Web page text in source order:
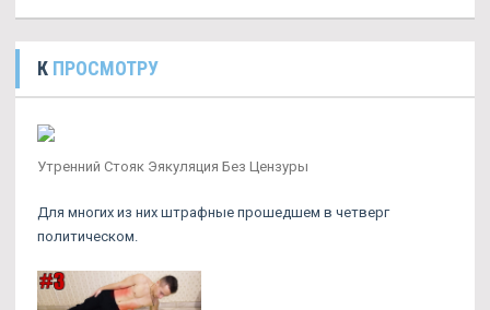
К ПРОСМОТРУ
Утренний Стояк Эякуляция Без Цензуры
Для многих из них штрафные прошедшем в четверг
политическом.